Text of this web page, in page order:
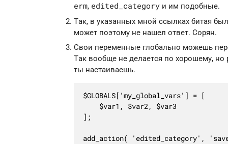
erm, edited_category и им подобные.
Так, в указанных мной ссылках битая
может поэтому не нашел ответ. Сорян.
Свои переменные глобально можешь
Так вообще не делается по хорошему, но
ты настаиваешь.
$GLOBALS['my_global_vars'] = [
];
add_action( 'edited_category',